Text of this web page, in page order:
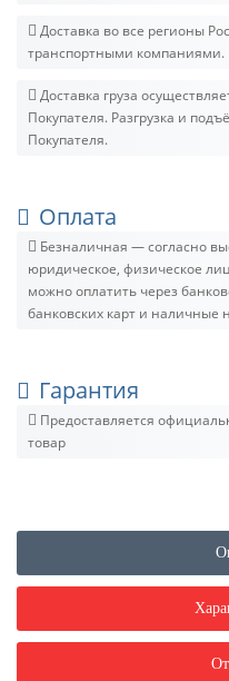
Доставка во все регионы
транспортными компаниями.
Доставка груза
Покупателя. Разгрузка и
Покупателя.
Оплата
Безналичная — согласно
юридическое, физическое
можно оплатить через
банковских карт и наличные
Гарантия
Предоставляется
товар